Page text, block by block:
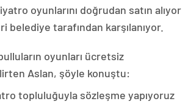
oyunlarını doğrudan satın alıyor
belediye tarafından karşılanıyor.
oyunları ücretsiz
Aslan, şöyle konuştu:
topluluğuyla sözleşme yapıyoruz